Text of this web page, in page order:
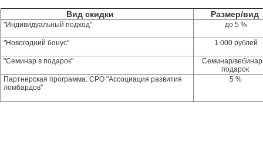
Вид скидки Размер/вид
"Индивидуальный подход" до 5 %
"Новогодний бонус" 1 000 рублей
"Семинар в подарок"
Семинар/вебинар
подарок
Партнерская программа: СРО "Ассоциация развития
ломбардов"
5 %